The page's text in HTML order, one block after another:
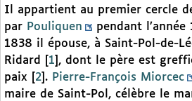
Il appartient au premier cercle
par Pouliquen
pendant
1838 il épouse, à Saint-Pol-de-
Ridard
1 , dont le père est
paix
2 . Pierre-François Miorcec
maire de Saint-Pol, célèbre le